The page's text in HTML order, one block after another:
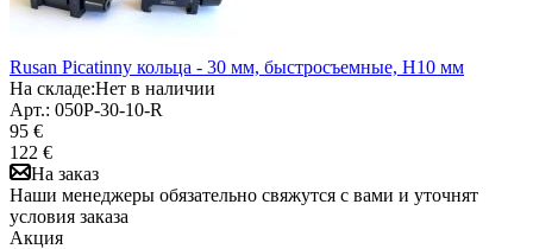
Rusan Picatinny кольца - 30 мм, быстросъемные, H10 мм
На складе:Нет в наличии
Арт.: 050P-30-10-R
95 €
122 €
На заказ
Наши менеджеры обязательно свяжутся с вами и уточнят
условия заказа
Акция